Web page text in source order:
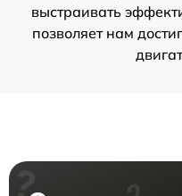
выстраивать
позволяет нам